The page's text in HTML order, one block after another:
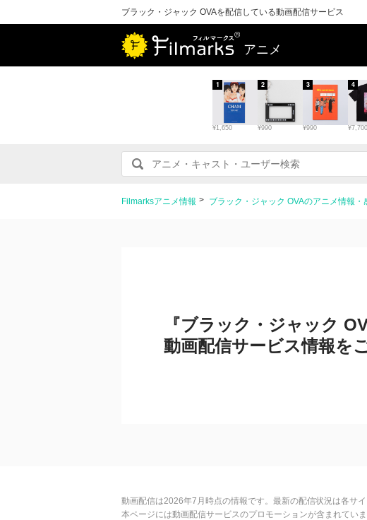
ブラック・ジャック OVAを配信している動画配信サービス
アニメ
¥1,650
1
¥990
2
¥990
3
¥7,700
4
Filmarksアニメ情報 ブラック・ジャック OVAのアニメ情報
『ブラック・ジャック
動画配信サービス情報を
動画配信は2026年7月時点の情報です。最新の配信状況は各サイ
本ページには動画配信サービスのプロモーションが含まれていま